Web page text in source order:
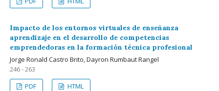
Impacto de los entornos virtuales de enseñanza
aprendizaje en el desarrollo de competencias
emprendedoras en la formación técnica profesional
Jorge Ronald Castro Brito, Dayron Rumbaut Rangel
246 - 263
PDF
HTML